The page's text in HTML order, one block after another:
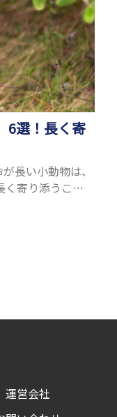
6選！長く寄
長い小動物は、
く寄り添うこと
運営会社